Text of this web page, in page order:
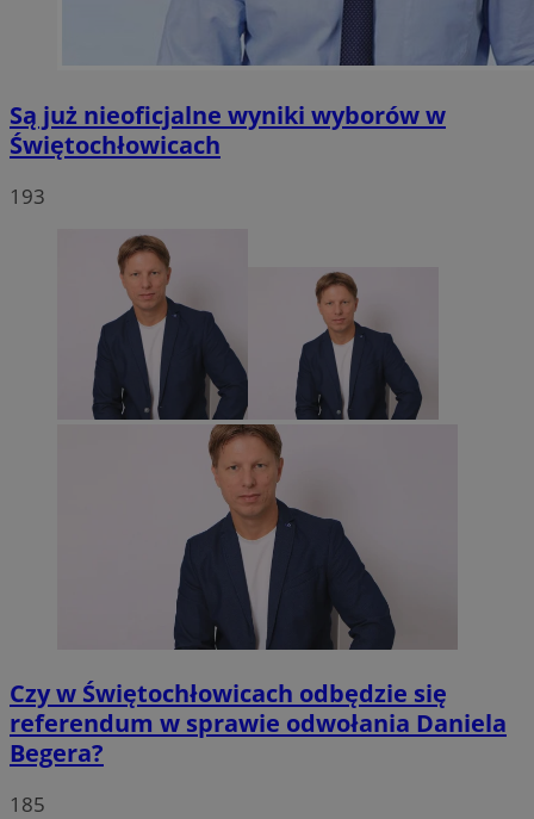
Są już nieoficjalne wyniki wyborów w
Świętochłowicach
193
Czy w Świętochłowicach odbędzie się
referendum w sprawie odwołania Daniela
Begera?
185